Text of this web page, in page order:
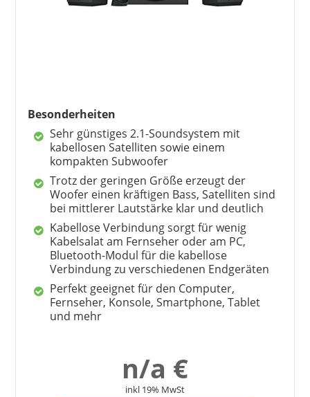
HAMA
Besonderheiten
Sehr günstiges 2.1-Soundsystem mit
kabellosen Satelliten sowie einem
kompakten Subwoofer
Trotz der geringen Größe erzeugt der
Woofer einen kräftigen Bass, Satelliten sind
bei mittlerer Lautstärke klar und deutlich
Kabellose Verbindung sorgt für wenig
Kabelsalat am Fernseher oder am PC,
Bluetooth-Modul für die kabellose
Verbindung zu verschiedenen Endgeräten
Perfekt geeignet für den Computer,
Fernseher, Konsole, Smartphone, Tablet
und mehr
n/a €
inkl 19% MwSt